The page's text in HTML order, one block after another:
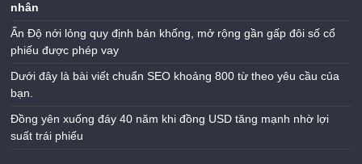
nhân
Ấn Độ nới lỏng quy định bán khống, mở rộng gần gấp đôi số cổ
phiếu được phép vay
Dưới đây là bài viết chuẩn SEO khoảng 800 từ theo yêu cầu của
bạn.
Đồng yên xuống đáy 40 năm khi đồng USD tăng mạnh nhờ lợi
suất trái phiếu